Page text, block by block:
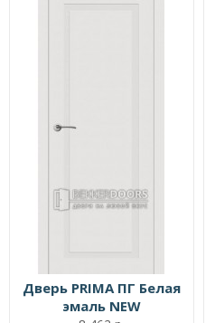
Дверь PRIMA ПГ Белая
эмаль NEW